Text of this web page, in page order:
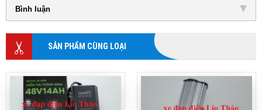
Bình luận
SẢN PHẨM CÙNG LOẠI